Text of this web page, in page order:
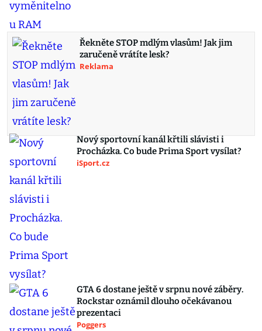
Řekněte STOP mdlým vlasům! Jak jim
zaručeně vrátíte lesk?
Reklama
Nový sportovní kanál křtili slávisti i
Procházka. Co bude Prima Sport vysílat?
iSport.cz
GTA 6 dostane ještě v srpnu nové záběry.
Rockstar oznámil dlouho očekávanou
prezentaci
Poggers